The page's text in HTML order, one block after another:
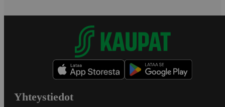
Yhteystiedot